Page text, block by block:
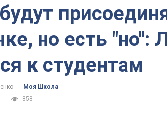
но есть "но":
к студентам
Моя Школа
858